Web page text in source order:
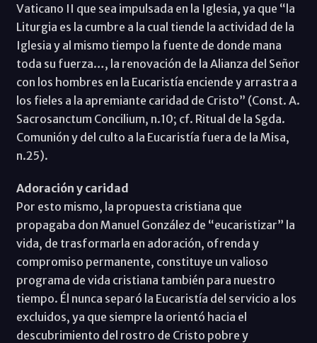
Vaticano II que sea impulsada en la Iglesia, ya que “la
Liturgia es la cumbre a la cual tiende la actividad de la
Iglesia y al mismo tiempo la fuente de donde mana
toda su fuerza…, la renovación de la Alianza del Señor
con los hombres en la Eucaristía enciende y arrastra a
los fieles a la apremiante caridad de Cristo” (Const. A.
Sacrosanctum Concilium, n.10; cf. Ritual de la Sgda.
Comunión y del culto a la Eucaristía fuera de la Misa,
n.25).
Adoración y caridad
Por esto mismo, la propuesta cristiana que
propagaba don Manuel González de “eucaristizar” la
vida, de trasformarla en adoración, ofrenda y
compromiso permanente, constituye un valioso
programa de vida cristiana también para nuestro
tiempo. Él nunca separó la Eucaristía del servicio a los
excluidos, ya que siempre la orientó hacia el
descubrimiento del rostro de Cristo pobre y